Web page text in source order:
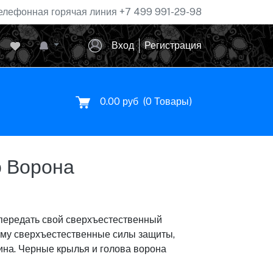
горячая линия +7 499 991-29-98
Вход Регистрация
0.00 руб (0 Товары)
свой сверхъестественный
сверхъестественные силы защиты,
Черные крылья и голова ворона